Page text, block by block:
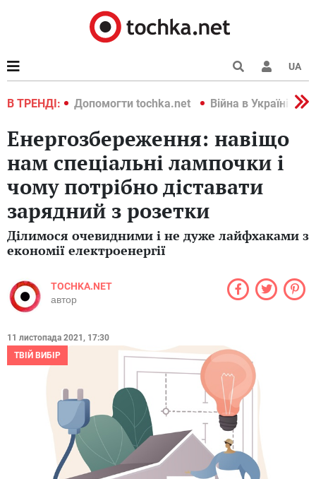
UA
В ТРЕНДІ:
2022 Допомогти tochka.net Війна в Україні 2022
Енергозбереження: навіщо
нам спеціальні лампочки і
чому потрібно діставати
зарядний з розетки
Ділимося очевидними і не дуже лайфхаками з
економії електроенергії
TOCHKA.NET
автор
11 листопада 2021, 17:30
ТВІЙ ВИБІР